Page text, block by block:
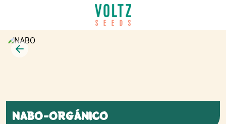
Volver
NABO-ORGÁNICO